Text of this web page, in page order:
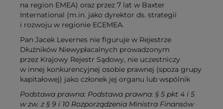
na region EMEA) oraz przez 7 lat w Baxter
International (m.in. jako dyrektor ds. strategii
i rozwoju w regionie ECEMEA.
Pan Jacek Levernes nie figuruje w Rejestrze
Dłużników Niewypłacalnych prowadzonym
przez Krajowy Rejestr Sądowy, nie uczestniczy
w innej konkurencyjnej osobie prawnej (spoza grupy
kapitałowej) jako członek jej organu lub wspólnik
Podstawa prawna: Podstawa prawna: § 5 pkt 4 i 5
w zw. z § 9 i 10 Rozporządzenia Ministra Finansów